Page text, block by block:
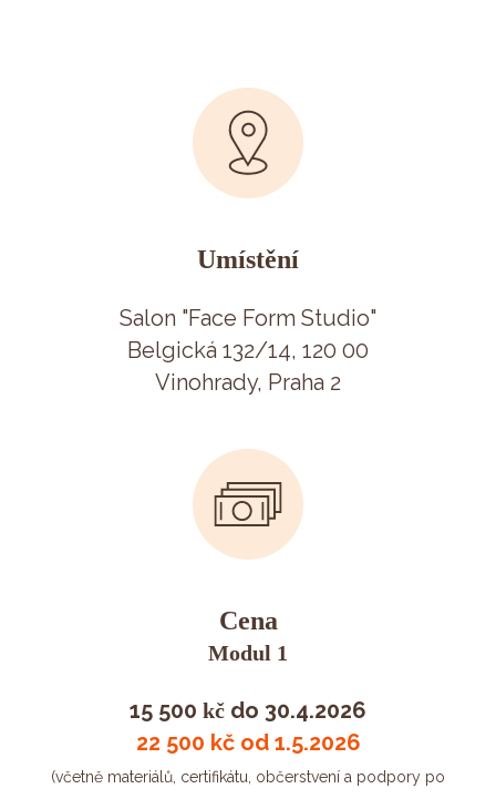
Umístění
Salon "Face Form Studio"
Belgická 132/14, 120 00
Vinohrady, Praha 2
Cena
Modul 1
15 500 kč do 30.4.2026
22 500 kč od 1.5.2026
(včetně materiálů, certifikátu, občerstvení a podpory po